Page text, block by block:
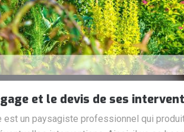
et le devis de ses
est un paysagiste professionnel qui